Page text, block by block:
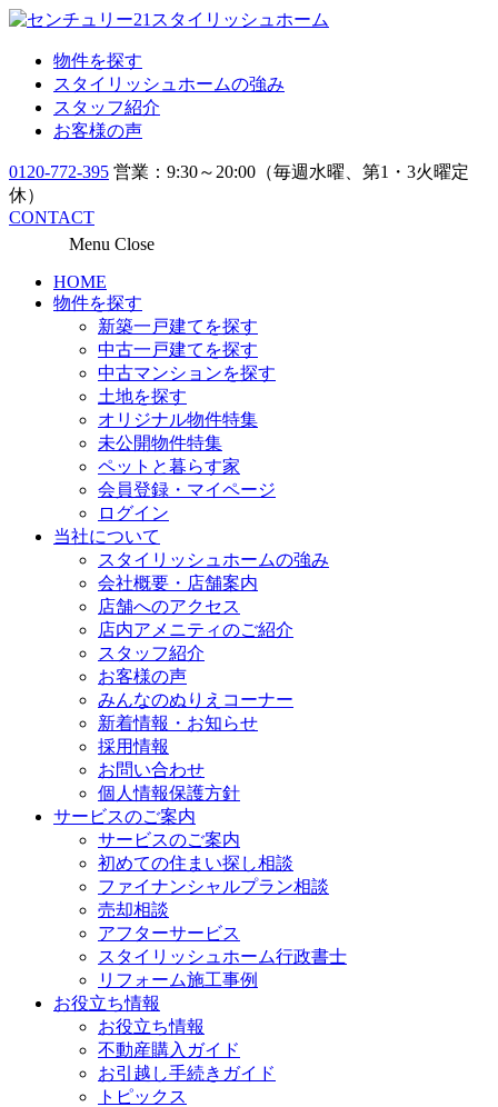
物件を探す
スタイリッシュホームの強み
スタッフ紹介
お客様の声
0120-772-395 営業：9:30～20:00（毎週水曜、第1・3火曜定
休）
CONTACT
Menu Close
HOME
物件を探す
新築一戸建てを探す
中古一戸建てを探す
中古マンションを探す
土地を探す
オリジナル物件特集
未公開物件特集
ペットと暮らす家
会員登録・マイページ
ログイン
当社について
スタイリッシュホームの強み
会社概要・店舗案内
店舗へのアクセス
店内アメニティのご紹介
スタッフ紹介
お客様の声
みんなのぬりえコーナー
新着情報・お知らせ
採用情報
お問い合わせ
個人情報保護方針
サービスのご案内
サービスのご案内
初めての住まい探し相談
ファイナンシャルプラン相談
売却相談
アフターサービス
スタイリッシュホーム行政書士
リフォーム施工事例
お役立ち情報
お役立ち情報
不動産購入ガイド
お引越し手続きガイド
トピックス